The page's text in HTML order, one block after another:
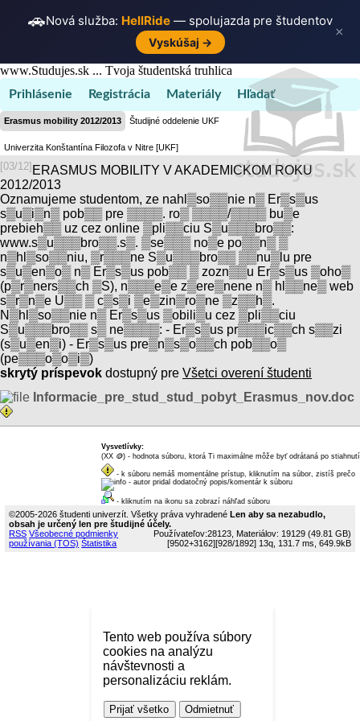
🚗Nová služba: HellRide— spolujazda pre študentov
Vyskúšaj →
×
Tento web používa súbory
cookies na analýzu
návštevnosti a
personalizáciu reklám.
Prijať všetko Odmietnuť
www.Studujes.sk ... Tvoja študentská truhlica
Prihlásenie Registrácia Materiály Hľadať
Erasmus mobility 2012/2013 Študijné oddelenie UKF
Univerzita Konštantína Filozofa v Nitre [UKF]
[03/12] ERASMUS MOBILITY V AKADEMICKOM ROKU
2012/2013
Oznamujeme studentom, ze nahl▒so▒▒nie n▒ Er▒s▒us
s▒u▒i▒n▒ pob▒▒ pre ▒▒▒▒. ro▒ ▒▒▒▒/▒▒▒▒ bu▒e
prebieh▒▒ uz cez online ▒pli▒▒ciu S▒u▒▒▒bro▒▒:
www.s▒u▒▒▒bro▒▒.s▒. ▒se▒▒▒ no▒e po▒▒n▒ ▒
n▒hl▒so▒▒niu, ▒r▒▒▒ne S▒u▒▒▒bro▒▒ ▒▒nu▒lu pre
s▒u▒en▒o▒ n▒ Er▒s▒us pob▒▒ ▒ zozn▒▒u Er▒s▒us ▒oho▒
(p▒r▒ners▒▒ch ▒S), n▒▒▒e▒e z▒ere▒nene n▒ hl▒▒ne▒ web
s▒r▒n▒e U▒▒ ▒ c▒s▒i ▒e▒zin▒ro▒ne ▒z▒▒h▒.
N▒hl▒so▒▒nie n▒ Er▒s▒us ▒obili▒u cez ▒pli▒▒ciu
S▒u▒▒▒bro▒▒ s▒ ne▒▒▒▒: - Er▒s▒us pr▒▒▒ic▒▒ch s▒▒zi
(s▒u▒en▒i) - Er▒s▒us pre▒n▒s▒o▒▒ch pob▒▒o▒
(pe▒▒▒o▒o▒i▒)
skrytý príspevok dostupný pre Všetci overení študenti
Informacie_pre_stud_stud_pobyt_Erasmus_nov.doc
Vysvetlívky:
(XX
dukátikov
🪙) - hodnota súboru, ktorá Ti maximálne môže byť odrátaná po stiahnutí
- k súboru nemáš momentálne prístup, kliknutím na súbor, zistíš prečo
- autor pridal dodatočný popis/komentár k súboru
- kliknutím na ikonu sa zobrazí náhľad súboru
©2005-2026 študenti univerzít. Všetky práva vyhradené Len aby sa nezabudlo,
obsah je určený len pre študijné účely.
Používateľov:28123, Materiálov: 19129 (49.81 GB)
RSS Všeobecné podmienky
používania (TOS) Štatistika [9502+3162][928/1892] 13q, 131.7 ms, 649.9kB